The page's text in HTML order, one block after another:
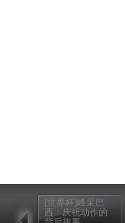
[世界杯]峰采巴
西：庆祝动作的